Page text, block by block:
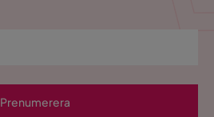
Prenumerera